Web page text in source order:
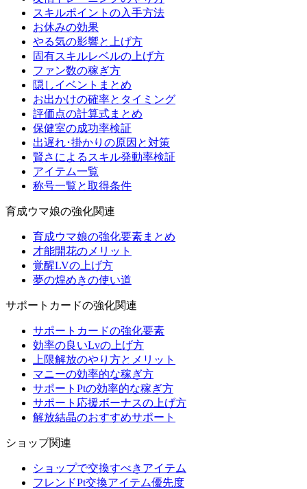
スキルポイントの入手方法
お休みの効果
やる気の影響と上げ方
固有スキルレベルの上げ方
ファン数の稼ぎ方
隠しイベントまとめ
お出かけの確率とタイミング
評価点の計算式まとめ
保健室の成功率検証
出遅れ･掛かりの原因と対策
賢さによるスキル発動率検証
アイテム一覧
称号一覧と取得条件
育成ウマ娘の強化関連
育成ウマ娘の強化要素まとめ
才能開花のメリット
覚醒LVの上げ方
夢の煌めきの使い道
サポートカードの強化関連
サポートカードの強化要素
効率の良いLvの上げ方
上限解放のやり方とメリット
マニーの効率的な稼ぎ方
サポートPtの効率的な稼ぎ方
サポート応援ボーナスの上げ方
解放結晶のおすすめサポート
ショップ関連
ショップで交換すべきアイテム
フレンドPt交換アイテム優先度